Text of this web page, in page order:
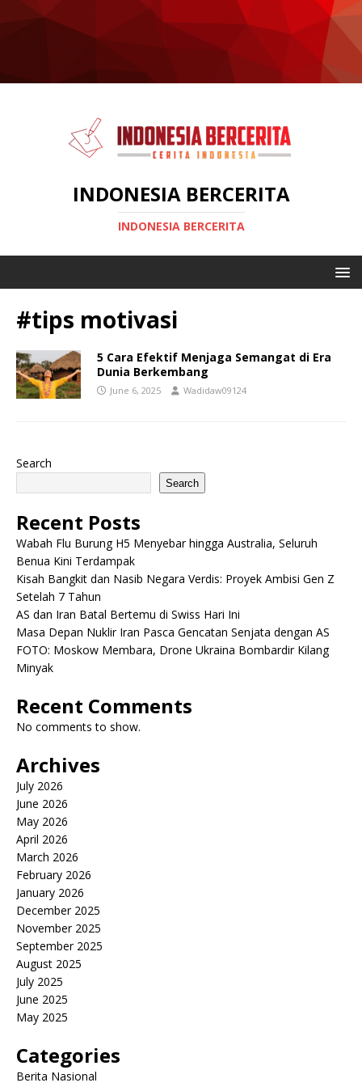
INDONESIA BERCERITA
INDONESIA BERCERITA
#tips motivasi
5 Cara Efektif Menjaga Semangat di Era
Dunia Berkembang
June 6, 2025 Wadidaw09124
Search
Search
Recent Posts
Wabah Flu Burung H5 Menyebar hingga Australia, Seluruh
Benua Kini Terdampak
Kisah Bangkit dan Nasib Negara Verdis: Proyek Ambisi Gen Z
Setelah 7 Tahun
AS dan Iran Batal Bertemu di Swiss Hari Ini
Masa Depan Nuklir Iran Pasca Gencatan Senjata dengan AS
FOTO: Moskow Membara, Drone Ukraina Bombardir Kilang
Minyak
Recent Comments
No comments to show.
Archives
July 2026
June 2026
May 2026
April 2026
March 2026
February 2026
January 2026
December 2025
November 2025
September 2025
August 2025
July 2025
June 2025
May 2025
Categories
Berita Nasional